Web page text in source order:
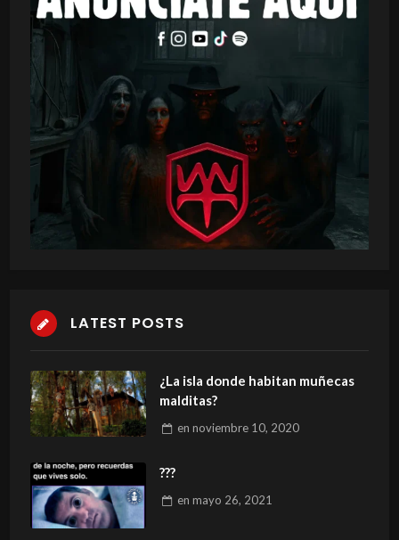
LATEST POSTS
¿La isla donde habitan muñecas
malditas?
en noviembre 10, 2020
???
en mayo 26, 2021